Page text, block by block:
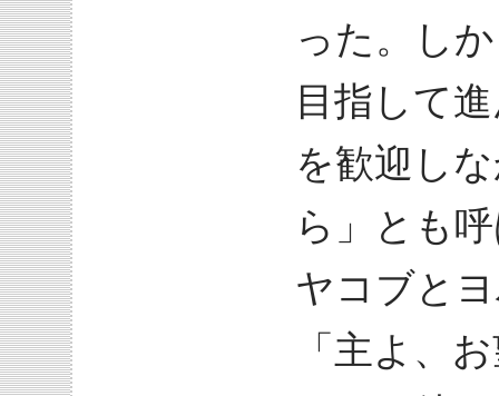
った。し
目指して
を歓迎し
ら」とも
ヤコブと
「主よ、